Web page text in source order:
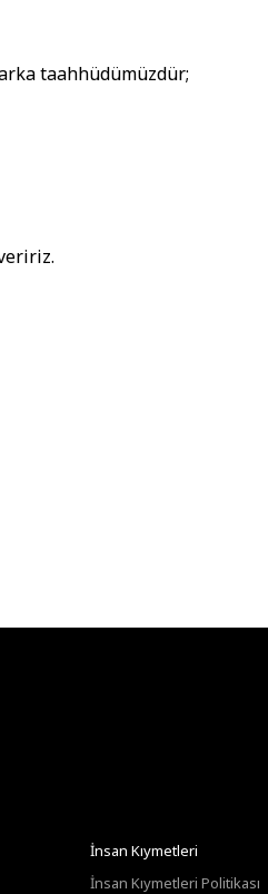
taahhüdümüzdür;
İnsan Kıymetleri
İnsan Kıymetleri Politikası